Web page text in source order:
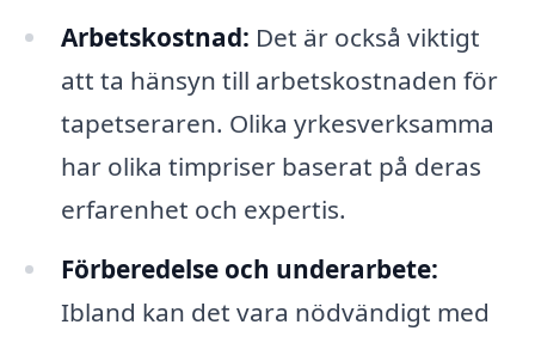
Arbetskostnad: Det är också viktigt
att ta hänsyn till arbetskostnaden för
tapetseraren. Olika yrkesverksamma
har olika timpriser baserat på deras
erfarenhet och expertis.
Förberedelse och underarbete:
Ibland kan det vara nödvändigt med